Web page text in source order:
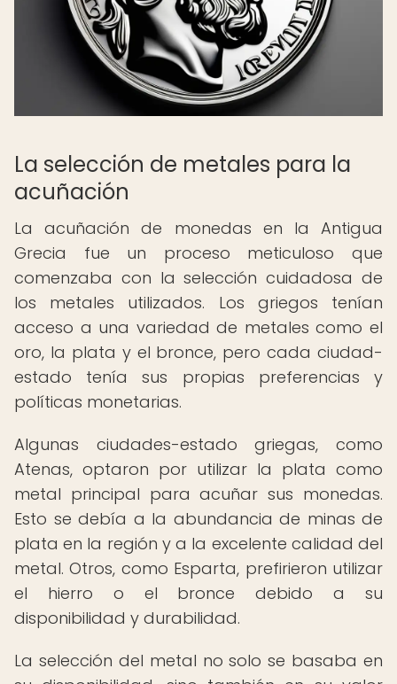
La selección de metales para la
acuñación
La acuñación de monedas en la Antigua
Grecia fue un proceso meticuloso que
comenzaba con la selección cuidadosa de
los metales utilizados. Los griegos tenían
acceso a una variedad de metales como el
oro, la plata y el bronce, pero cada ciudad-
estado tenía sus propias preferencias y
políticas monetarias.
Algunas ciudades-estado griegas, como
Atenas, optaron por utilizar la plata como
metal principal para acuñar sus monedas.
Esto se debía a la abundancia de minas de
plata en la región y a la excelente calidad del
metal. Otros, como Esparta, prefirieron utilizar
el hierro o el bronce debido a su
disponibilidad y durabilidad.
La selección del metal no solo se basaba en